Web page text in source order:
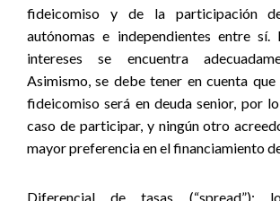
fideicomiso y de la participación
autónomas e independientes entre
intereses se encuentra
Asimismo, se debe tener en cuenta
fideicomiso será en deuda senior, por
caso de participar, y ningún otro
mayor preferencia en el financiamiento
Diferencial de tasas (“spread”):